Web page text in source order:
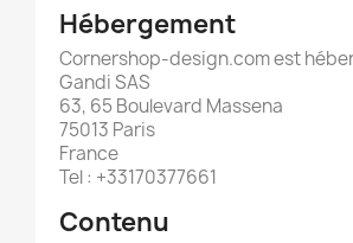
Hébergement
Cornershop-design.com est
Gandi SAS
63, 65 Boulevard Massena
75013 Paris
France
Tel : +33170377661
Contenu